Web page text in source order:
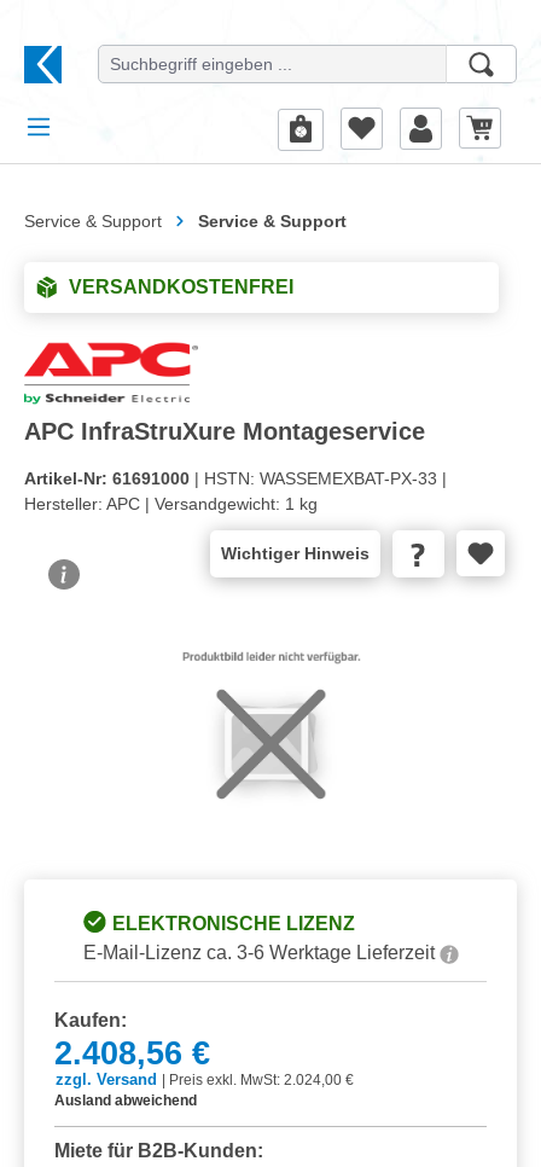
Service & Support Service & Support
VERSANDKOSTENFREI
APC InfraStruXure Montageservice
Artikel-Nr: 61691000 | HSTN: WASSEMEXBAT-PX-33 |
Hersteller: APC | Versandgewicht: 1 kg
Wichtiger Hinweis
ELEKTRONISCHE LIZENZ
E-Mail-Lizenz ca. 3-6 Werktage Lieferzeit
Kaufen:
2.408,56 €
zzgl. Versand
Preis exkl. MwSt: 2.024,00 €
Ausland abweichend
Miete für B2B-Kunden: